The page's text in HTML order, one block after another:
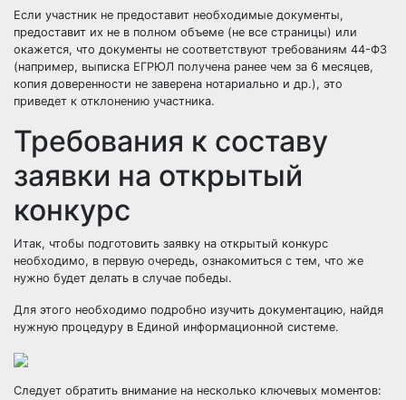
Если участник не предоставит необходимые документы,
предоставит их не в полном объеме (не все страницы) или
окажется, что документы не соответствуют требованиям 44-ФЗ
(например, выписка ЕГРЮЛ получена ранее чем за 6 месяцев,
копия доверенности не заверена нотариально и др.), это
приведет к отклонению участника.
Требования к составу
заявки на открытый
конкурс
Итак, чтобы подготовить заявку на открытый конкурс
необходимо, в первую очередь, ознакомиться с тем, что же
нужно будет делать в случае победы.
Для этого необходимо подробно изучить документацию, найдя
нужную процедуру в Единой информационной системе.
Следует обратить внимание на несколько ключевых моментов: